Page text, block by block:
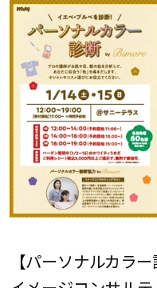
【パーソナルカラー